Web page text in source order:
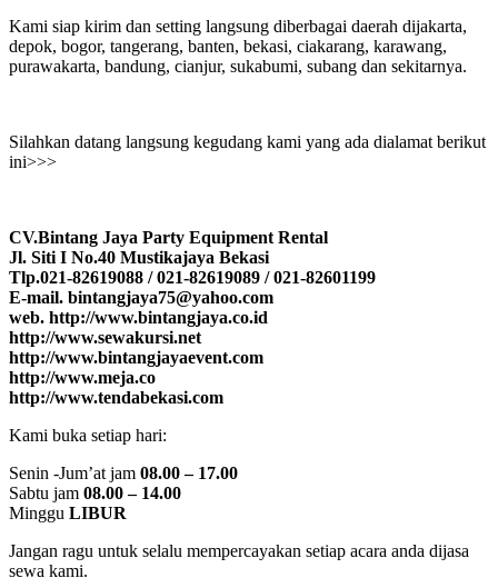
Kami siap kirim dan setting langsung diberbagai daerah dijakarta,
depok, bogor, tangerang, banten, bekasi, ciakarang, karawang,
purawakarta, bandung, cianjur, sukabumi, subang dan sekitarnya.
Silahkan datang langsung kegudang kami yang ada dialamat berikut
ini>>>
CV.Bintang Jaya Party Equipment Rental
Jl. Siti I No.40 Mustikajaya Bekasi
Tlp.021-82619088 / 021-82619089 / 021-82601199
E-mail. bintangjaya75@yahoo.com
web. http://www.bintangjaya.co.id
http://www.sewakursi.net
http://www.bintangjayaevent.com
http://www.meja.co
http://www.tendabekasi.com
Kami buka setiap hari:
Senin -Jum’at jam 08.00 – 17.00
Sabtu jam 08.00 – 14.00
Minggu LIBUR
Jangan ragu untuk selalu mempercayakan setiap acara anda dijasa
sewa kami.